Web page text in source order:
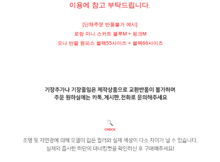
이용에 참고 부탁드립니다.
[단체주문 반품불가 예시]
로랑 미니 스커트 블루M + 핑크M
모나 반팔 원피스 블랙55사이즈 + 블랙66사이즈